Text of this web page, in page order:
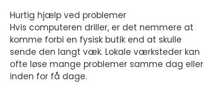
Hurtig hjælp ved problemer
Hvis computeren driller, er det nemmere at
komme forbi en fysisk butik end at skulle
sende den langt væk. Lokale værksteder kan
ofte løse mange problemer samme dag eller
inden for få dage.